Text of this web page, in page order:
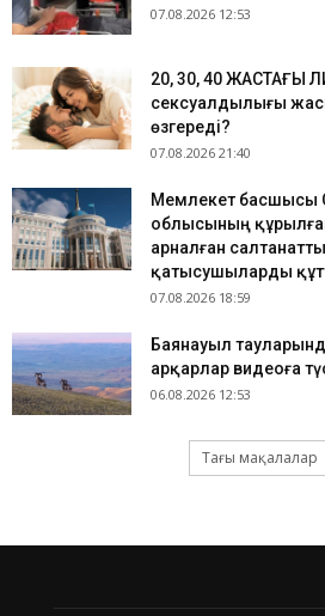
07.08.2026 12:53
​20, 30, 40 ЖАСТАҒЫ
сексуалдылығы
өзгереді?
07.08.2026 21:40
Мемлекет басшысы
облысының
арналған
қатысушыларды
07.08.2026 18:59
Баянауыл
арқарлар видеоға
06.08.2026 12:53
Тағы мақалалар